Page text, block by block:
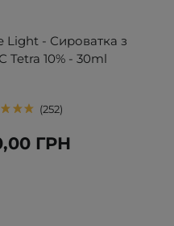
Light - Сироватка з
Tetra 10% - 30ml
252
ГРН